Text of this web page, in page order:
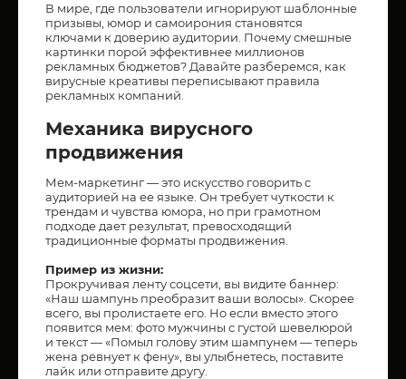
В мире, где пользователи игнорируют шаблонные
призывы, юмор и самоирония становятся
ключами к доверию аудитории. Почему смешные
картинки порой эффективнее миллионов
рекламных бюджетов? Давайте разберемся, как
вирусные креативы переписывают правила
рекламных компаний.
Механика вирусного
продвижения
Мем-маркетинг — это искусство говорить с
аудиторией на ее языке. Он требует чуткости к
трендам и чувства юмора, но при грамотном
подходе дает результат, превосходящий
традиционные форматы продвижения.
Пример из жизни:
Прокручивая ленту соцсети, вы видите баннер:
«Наш шампунь преобразит ваши волосы». Скорее
всего, вы пролистаете его. Но если вместо этого
появится мем: фото мужчины с густой шевелюрой
и текст — «Помыл голову этим шампунем — теперь
жена ревнует к фену», вы улыбнетесь, поставите
лайк или отправите другу.